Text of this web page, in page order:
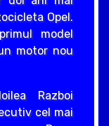
Opel.
model
motor nou
Razboi
cel mai